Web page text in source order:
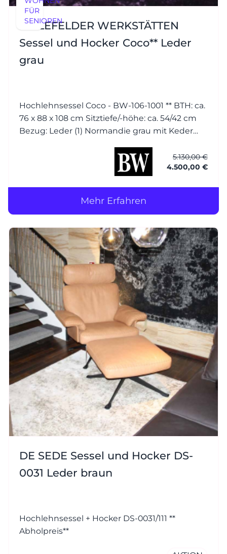
FÜR
SENIOREN
BIELEFELDER WERKSTÄTTEN
Sessel und Hocker Coco** Leder
grau
Hochlehnsessel Coco - BW-106-1001 ** BTH: ca.
76 x 88 x 108 cm Sitztiefe/-höhe: ca. 54/42 cm
Bezug: Leder (1) Normandie grau mit Keder
5.130,00 €
4.500,00 €
Mehr Erfahren
DE SEDE Sessel und Hocker DS-
0031 Leder braun
Hochlehnsessel + Hocker DS-0031/111 **
Abholpreis**